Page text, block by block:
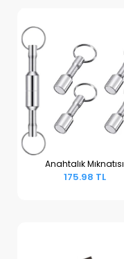
Sepete Ekle
Anahtalık Mıknatısı
175.98 TL